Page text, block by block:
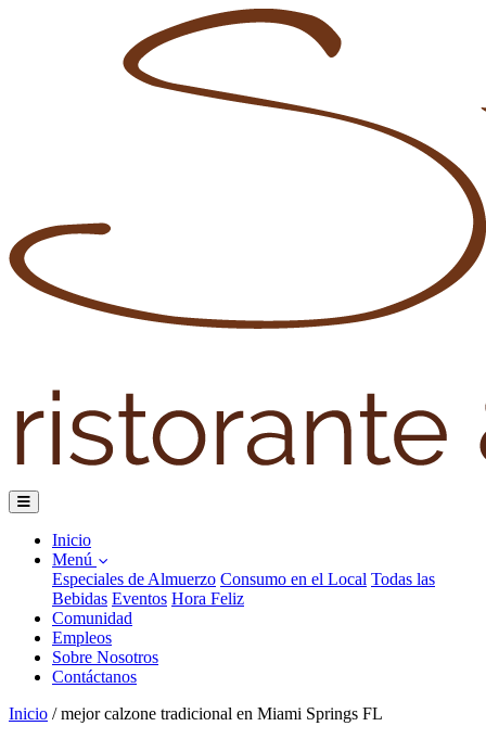
Inicio
Menú
Especiales de Almuerzo Consumo en el Local Todas las
Bebidas Eventos Hora Feliz
Comunidad
Empleos
Sobre Nosotros
Contáctanos
Inicio / mejor calzone tradicional en Miami Springs FL